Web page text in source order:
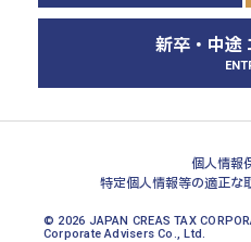
大阪本部
宮崎本部
新卒・中途
© 2026 JAPAN CREAS TAX
Corporate Advisers Co., Ltd.
個人情報
特定個人情報等の適正な